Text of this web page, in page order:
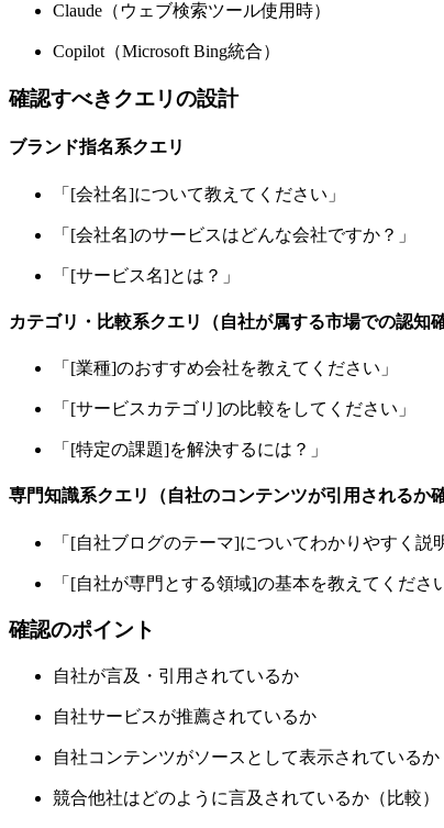
Claude（ウェブ検索ツール使用時）
Copilot（Microsoft Bing統合）
確認すべきクエリの設計
ブランド指名系クエリ
「[会社名]について教えてください」
「[会社名]のサービスはどんな会社ですか？」
「[サービス名]とは？」
カテゴリ・比較系クエリ（自社が属する市場での認知確
「[業種]のおすすめ会社を教えてください」
「[サービスカテゴリ]の比較をしてください」
「[特定の課題]を解決するには？」
専門知識系クエリ（自社のコンテンツが引用されるか確
「[自社ブログのテーマ]についてわかりやすく説
「[自社が専門とする領域]の基本を教えてくださ
確認のポイント
自社が言及・引用されているか
自社サービスが推薦されているか
自社コンテンツがソースとして表示されているか
競合他社はどのように言及されているか（比較）